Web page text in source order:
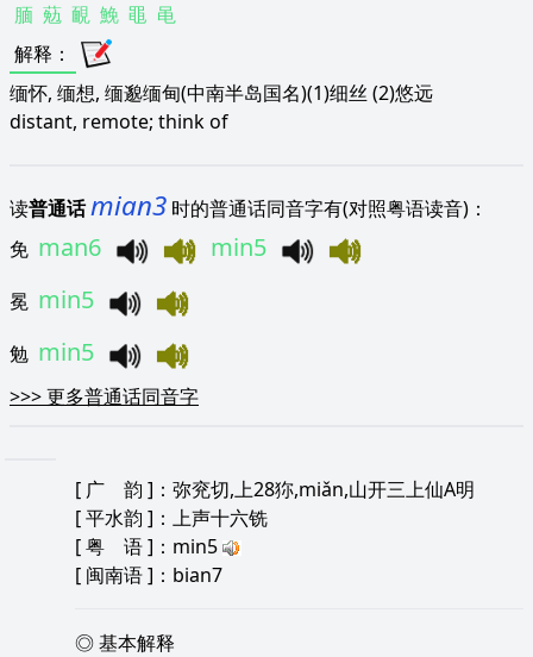
腼 葂 靦 鮸 黽 黾
解释 ：
缅怀, 缅想, 缅邈缅甸(中南半岛国名)(1)细丝 (2)悠远
distant, remote; think of
读普通话mian3 时的普通话同音字有(对照粤语读音)：
免 man6 min5
冕 min5
勉 min5
>>>更多普通话同音字
[ 广 韵 ]：弥兖切,上28狝,miǎn,山开三上仙A明
[平水韵 ]：上声十六铣
[粤 语]：min5
[ 闽南语]：bian7
◎ 基本解释